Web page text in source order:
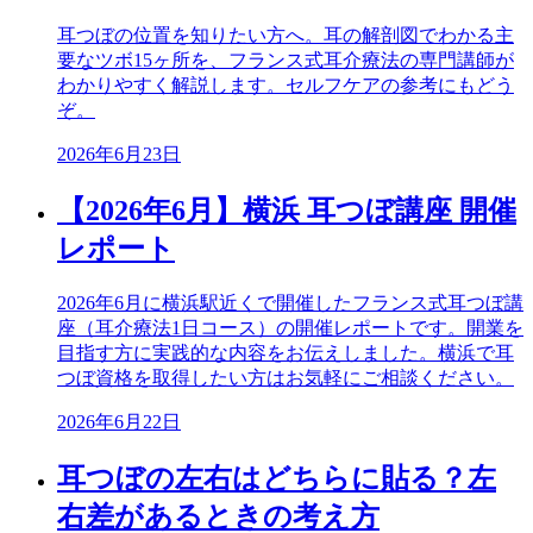
耳つぼの位置を知りたい方へ。耳の解剖図でわかる主
要なツボ15ヶ所を、フランス式耳介療法の専門講師が
わかりやすく解説します。セルフケアの参考にもどう
ぞ。
2026年6月23日
【2026年6月】横浜 耳つぼ講座 開催
レポート
2026年6月に横浜駅近くで開催したフランス式耳つぼ講
座（耳介療法1日コース）の開催レポートです。開業を
目指す方に実践的な内容をお伝えしました。横浜で耳
つぼ資格を取得したい方はお気軽にご相談ください。
2026年6月22日
耳つぼの左右はどちらに貼る？左
右差があるときの考え方